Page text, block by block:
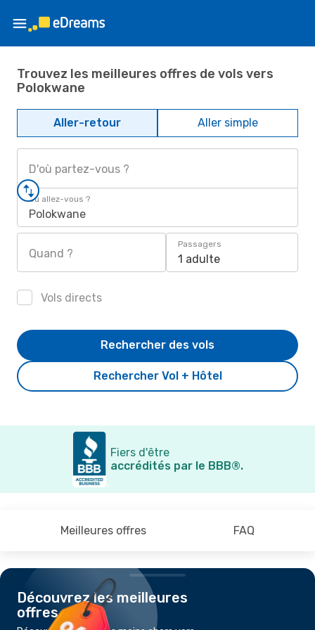
Trouvez les meilleures offres de vols vers
Polokwane
Aller-retour Aller simple
D'où partez-vous ?
Où allez-vous ?
Polokwane
Quand ?
Passagers
1 adulte
Vols directs
Rechercher Vol + Hôtel
Rechercher des vols
Fiers d'être
accrédités par le BBB®.
Meilleures offres FAQ
Découvrez les meilleures
offres